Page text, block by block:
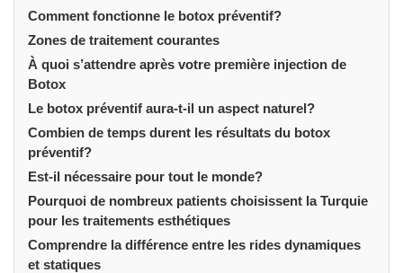
Comment fonctionne le botox préventif?
Zones de traitement courantes
À quoi s’attendre après votre première injection de
Botox
Le botox préventif aura-t-il un aspect naturel?
Combien de temps durent les résultats du botox
préventif?
Est-il nécessaire pour tout le monde?
Pourquoi de nombreux patients choisissent la Turquie
pour les traitements esthétiques
Comprendre la différence entre les rides dynamiques
et statiques